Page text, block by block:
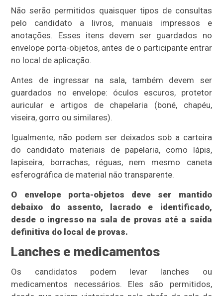
Não serão permitidos quaisquer tipos de consultas
pelo candidato a livros, manuais impressos e
anotações. Esses itens devem ser guardados no
envelope porta-objetos, antes de o participante entrar
no local de aplicação.
Antes de ingressar na sala, também devem ser
guardados no envelope: óculos escuros, protetor
auricular e artigos de chapelaria (boné, chapéu,
viseira, gorro ou similares).
Igualmente, não podem ser deixados sob a carteira
do candidato materiais de papelaria, como lápis,
lapiseira, borrachas, réguas, nem mesmo caneta
esferográfica de material não transparente.
O envelope porta-objetos deve ser mantido
debaixo do assento, lacrado e identificado,
desde o ingresso na sala de provas até a saída
definitiva do local de provas.
Lanches e medicamentos
Os candidatos podem levar lanches ou
medicamentos necessários. Eles são permitidos,